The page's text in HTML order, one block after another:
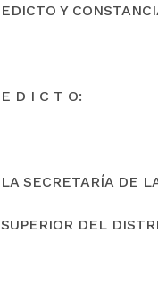
EDICTO Y
E D I C T O:
LA SECRETARÍA DE
SUPERIOR DEL